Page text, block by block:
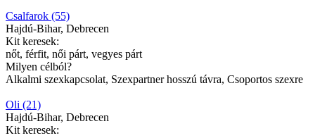
Csalfarok (55)
Hajdú-Bihar, Debrecen
Kit keresek:
nőt, férfit, női párt, vegyes párt
Milyen célból?
Alkalmi szexkapcsolat, Szexpartner hosszú távra, Csoportos szexre
Oli (21)
Hajdú-Bihar, Debrecen
Kit keresek: